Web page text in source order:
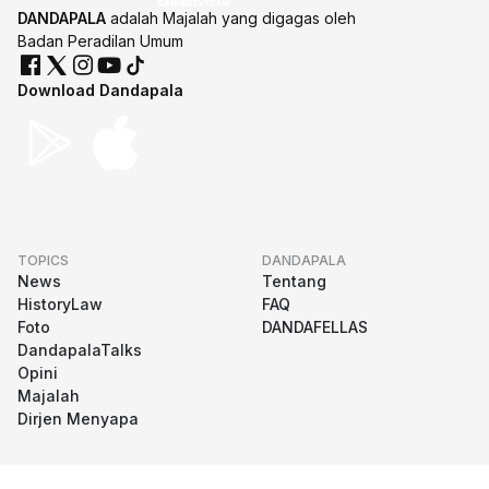
DANDAPALA adalah Majalah yang digagas oleh
Badan Peradilan Umum
Download Dandapala
TOPICS
News
HistoryLaw
Foto
DandapalaTalks
Opini
Majalah
Dirjen Menyapa
DANDAPALA
Tentang
FAQ
DANDAFELLAS